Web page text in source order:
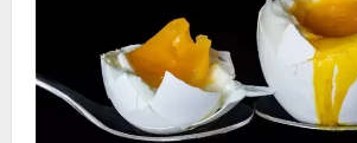
норму
білків
жирів
і
вуглеводів